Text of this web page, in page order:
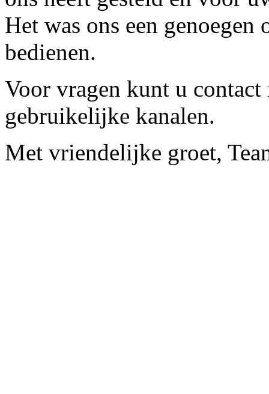
Het was ons een
bedienen.
Voor vragen kunt u contact
gebruikelijke kanalen.
Met vriendelijke groet,